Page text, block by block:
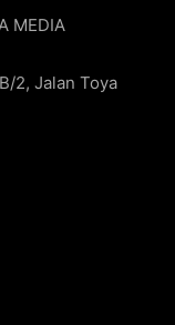
MEDIA
2, Jalan Toya